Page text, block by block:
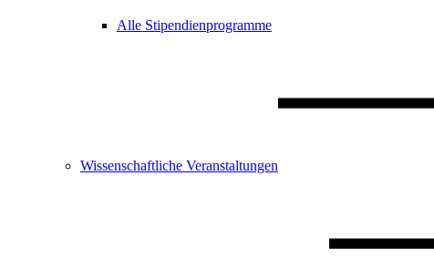
Alle Stipendienprogramme
Wissenschaftliche Veranstaltungen